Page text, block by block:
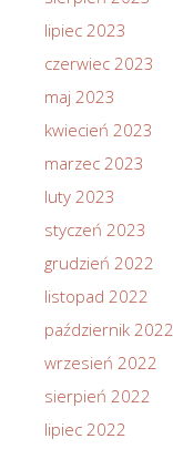
lipiec 2023
czerwiec 2023
maj 2023
kwiecień 2023
marzec 2023
luty 2023
styczeń 2023
grudzień 2022
listopad 2022
październik 2022
wrzesień 2022
sierpień 2022
lipiec 2022